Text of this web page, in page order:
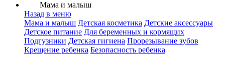
Мама и малыш
Назад в меню
Мама и малыш Детская косметика Детские аксессуары
Детское питание Для беременных и кормящих
Подгузники Детская гигиена Прорезывание зубов
Крещение ребенка Безопасность ребенка